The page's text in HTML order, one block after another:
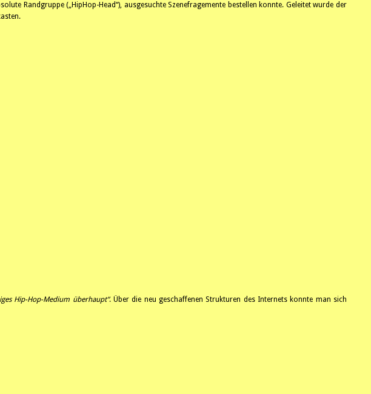
Randgruppe („HipHop-Head“), ausgesuchte Szenefragemente bestellen konnte. Geleitet wurde der
Hip-Hop-Medium überhaupt“. Über die neu geschaffenen Strukturen des Internets konnte man sich